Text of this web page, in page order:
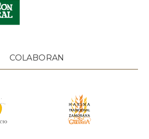
COLABORAN